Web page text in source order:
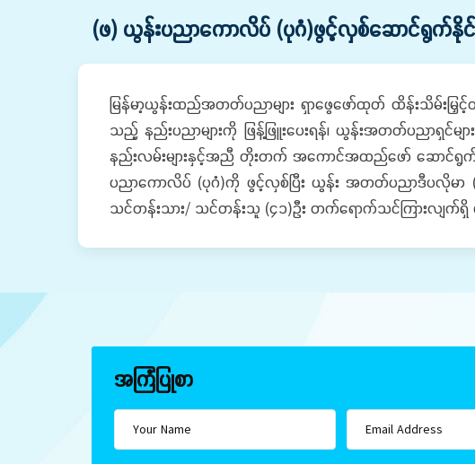
(ဖ) ယွန်းပညာကောလိပ် (ပုဂံ)ဖွင့်လှစ်ဆောင်ရွက်နို
မြန်မာ့ယွန်းထည်အတတ်ပညာများ ရှာဖွေဖော်ထုတ် ထိန်းသိမ်းမြှင့်
သည့် နည်းပညာများကို ဖြန့်ဖြူးပေးရန်၊ ယွန်းအတတ်ပညာရှင်
နည်းလမ်းများနှင့်အညီ တိုးတက် အကောင်အထည်ဖော် ဆောင်ရွက်
ပညာကောလိပ် (ပုဂံ)ကို ဖွင့်လှစ်ပြီး ယွန်း အတတ်ပညာဒီပလိုမ
သင်တန်းသား/ သင်တန်းသူ (၄၁)ဦး တက်ရောက်သင်ကြားလျက်ရှိ
အကြံပြုစာ